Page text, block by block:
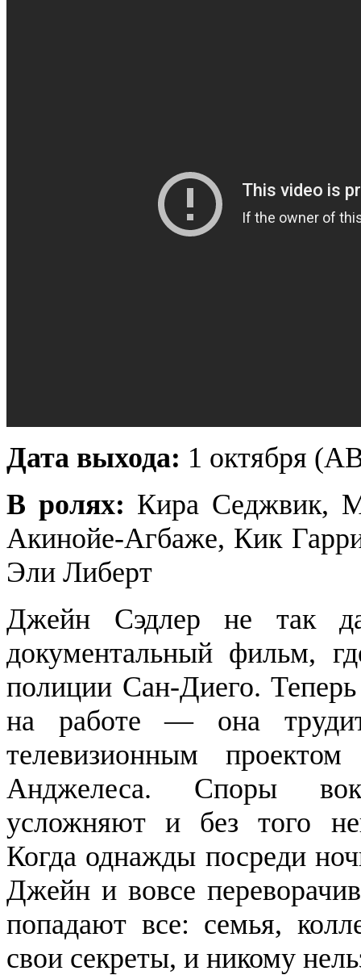
Дата выхода: 1 октября
В ролях: Кира Седжвик,
Акинойе-Агбаже, Кик
Эли Либерт
Джейн Сэдлер не так
документальный фильм,
полиции Сан-Диего.
на работе — она
телевизионным
Анджелеса. Споры
усложняют и без того
Когда однажды посреди
Джейн и вовсе
попадают все: семья,
свои секреты, и никому